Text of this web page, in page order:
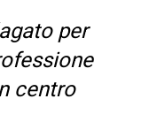
per
centro